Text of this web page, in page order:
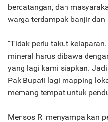
berdatangan, dan
warga terdampak banjir dan
"Tidak perlu takut
mineral harus dibawa
yang lagi kami siapkan.
Pak Bupati lagi mapping
memang tempat untuk
Mensos RI menyampaikan